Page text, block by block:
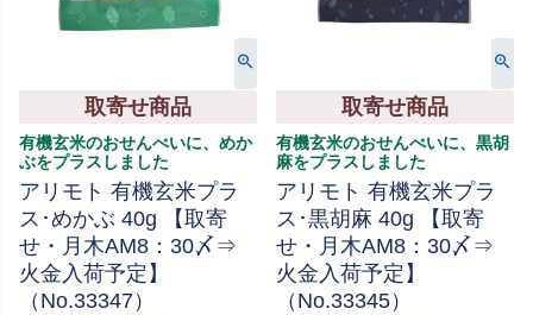
取寄せ商品
有機玄米のおせんべいに、めか
ぶをプラスしました
アリモト 有機玄米プラ
ス･めかぶ 40g 【取寄
せ・月木AM8：30〆⇒
火金入荷予定】
（No.33347）
取寄せ商品
有機玄米のおせんべいに、黒胡
麻をプラスしました
アリモト 有機玄米プラ
ス･黒胡麻 40g 【取寄
せ・月木AM8：30〆⇒
火金入荷予定】
（No.33345）